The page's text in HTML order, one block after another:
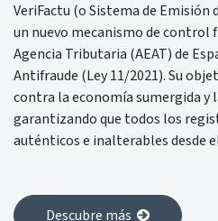
VeriFactu (o Sistema de Emisión
un nuevo mecanismo de control
Agencia Tributaria (AEAT) de
Antifraude (Ley 11/2021). Su
contra la economía sumergida y
garantizando que todos los
auténticos e inalterables desde
Descubre más